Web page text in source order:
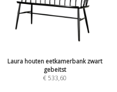
Laura houten eetkamerbank zwart
gebeitst
€ 533,60